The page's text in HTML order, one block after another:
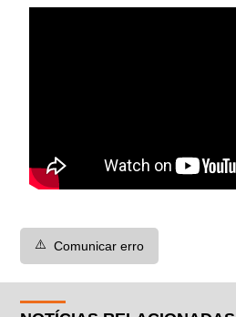
⚠️ Comunicar erro